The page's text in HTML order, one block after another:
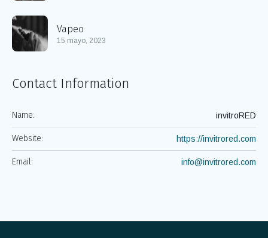
Vapeo
15 mayo, 2023
Contact Information
Name: invitroRED
Website: https://invitrored.com
Email: info@invitrored.com